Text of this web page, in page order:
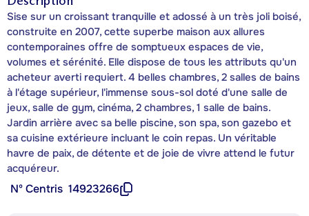
Sise sur un croissant tranquille et adossé à un très joli boisé,
construite en 2007, cette superbe maison aux allures
contemporaines offre de somptueux espaces de vie,
volumes et sérénité. Elle dispose de tous les attributs qu'un
acheteur averti requiert. 4 belles chambres, 2 salles de bains
à l'étage supérieur, l'immense sous-sol doté d'une salle de
jeux, salle de gym, cinéma, 2 chambres, 1 salle de bains.
Jardin arrière avec sa belle piscine, son spa, son gazebo et
sa cuisine extérieure incluant le coin repas. Un véritable
havre de paix, de détente et de joie de vivre attend le futur
acquéreur.
Nº Centris 14923266